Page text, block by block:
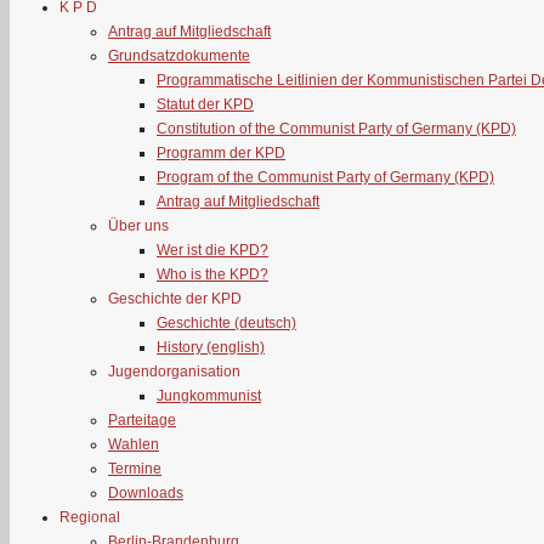
K P D
Antrag auf Mitgliedschaft
Grundsatzdokumente
Programmatische Leitlinien der Kommunistischen Partei
Statut der KPD
Constitution of the Communist Party of Germany (KPD)
Programm der KPD
Program of the Communist Party of Germany (KPD)
Antrag auf Mitgliedschaft
Über uns
Wer ist die KPD?
Who is the KPD?
Geschichte der KPD
Geschichte (deutsch)
History (english)
Jugendorganisation
Jungkommunist
Parteitage
Wahlen
Termine
Downloads
Regional